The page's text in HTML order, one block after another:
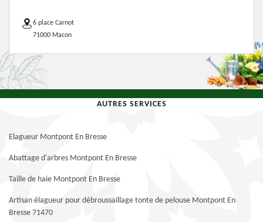
6 place Carnot
71000 Macon
AUTRES SERVICES
Elagueur Montpont En Bresse
Abattage d'arbres Montpont En Bresse
Taille de haie Montpont En Bresse
Artisan élagueur pour débroussaillage tonte de pelouse Montpont En
Bresse 71470